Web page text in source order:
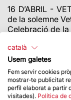
16 D’ABRIL -
de la solemne
Celebració de
Barcelona
Més informació
català
Usem galetes
Fem servir cookies
mostrar-te publicitat
perfil elaborat a partir
visitades). Política de